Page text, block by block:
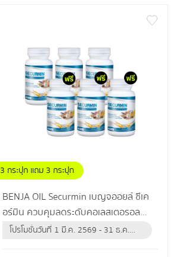
3 กระปุก แถม 3 กระปุก
BENJA OIL Securmin เบญจออยล์ ซีเค
อร์มิน ควบคุมลดระดับคอเลสเตอรอล
ป้องกันข้อเข่าเสื่อม
โปรโมชั่นวันที่ 1 มี.ค. 2569 - 31 ธ.ค.